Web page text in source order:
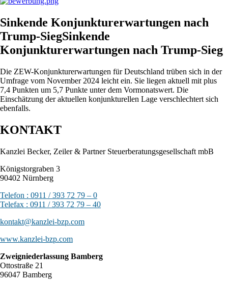
Sinkende Konjunkturerwartungen nach
Trump-SiegSinkende
Konjunkturerwartungen nach Trump-Sieg
Die ZEW-Konjunkturerwartungen für Deutschland trüben sich in der
Umfrage vom November 2024 leicht ein. Sie liegen aktuell mit plus
7,4 Punkten um 5,7 Punkte unter dem Vormonatswert. Die
Einschätzung der aktuellen konjunkturellen Lage verschlechtert sich
ebenfalls.
KONTAKT
Kanzlei Becker, Zeiler & Partner Steuerberatungsgesellschaft mbB
Königstorgraben 3
90402 Nürnberg
Telefon : 0911 / 393 72 79 – 0
Telefax : 0911 / 393 72 79 – 40
kontakt@kanzlei-bzp.com
www.kanzlei-bzp.com
Zweigniederlassung Bamberg
Ottostraße 21
96047 Bamberg